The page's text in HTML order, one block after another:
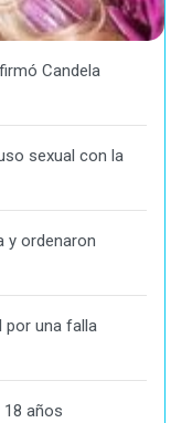
Candela
sexual con la
y ordenaron
por una falla
18 años